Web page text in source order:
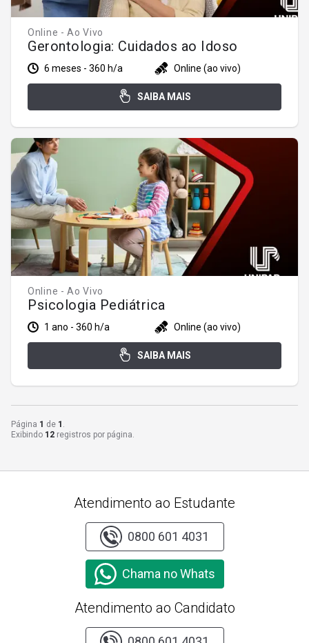
Online - Ao Vivo
Gerontologia: Cuidados ao Idoso
6 meses - 360 h/a Online (ao vivo)
SAIBA MAIS
Online - Ao Vivo
Psicologia Pediátrica
1 ano - 360 h/a Online (ao vivo)
SAIBA MAIS
Página 1 de 1 .
Exibindo 12 registros por página.
Atendimento ao Estudante
0800 601 4031
Chama no Whats
Atendimento ao Candidato